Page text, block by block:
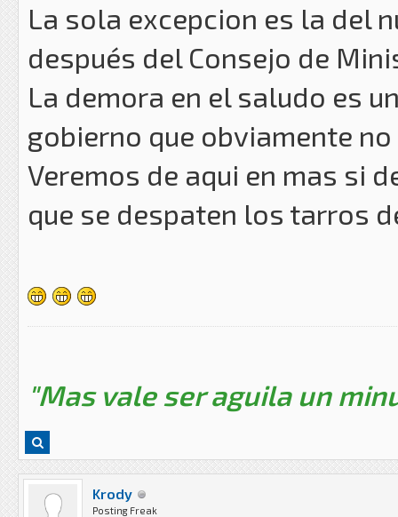
La sola excepcion es la del
después del Consejo de
La demora en el saludo es
gobierno que obviamente
Veremos de aqui en mas si
que se despaten los tarros
"Mas vale ser aguila un
Krody
Posting Freak